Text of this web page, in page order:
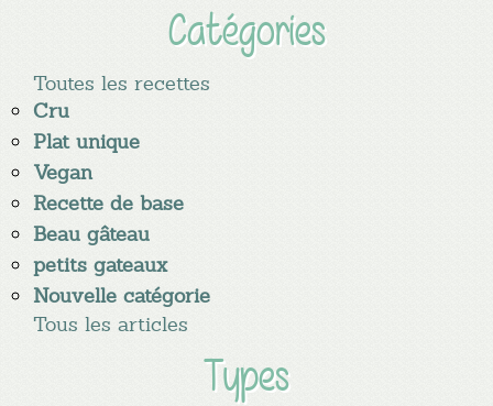
Catégories
Toutes les recettes
Cru
Plat unique
Vegan
Recette de base
Beau gâteau
petits gateaux
Nouvelle catégorie
Tous les articles
Types